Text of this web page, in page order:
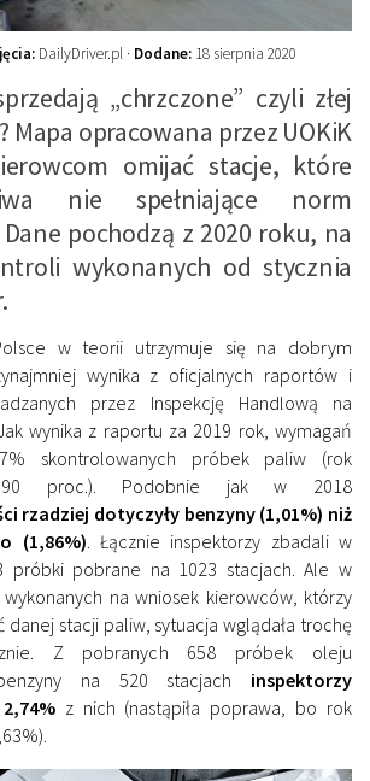
DailyDriver.pl · Dodane: 18 sierpnia 2020
„chrzczone” czyli złej
Mapa opracowana przez UOKiK
omijać stacje, które
nie spełniające norm
pochodzą z 2020 roku, na
wykonanych od stycznia
w teorii utrzymuje się na dobrym
wynika z oficjalnych raportów i
przez Inspekcję Handlową na
wynika z raportu za 2019 rok, wymagań
skontrolowanych próbek paliw (rok
proc.). Podobnie jak w 2018
rzadziej dotyczyły benzyny (1,01%) niż
(1,86%) . Łącznie inspektorzy zbadali w
próbki pobrane na 1023 stacjach. Ale w
na wniosek kierowców, którzy
danej stacji paliw, sytuacja wglądała trochę
Z pobranych 658 próbek oleju
na 520 stacjach inspektorzy
z nich (nastąpiła poprawa, bo rok